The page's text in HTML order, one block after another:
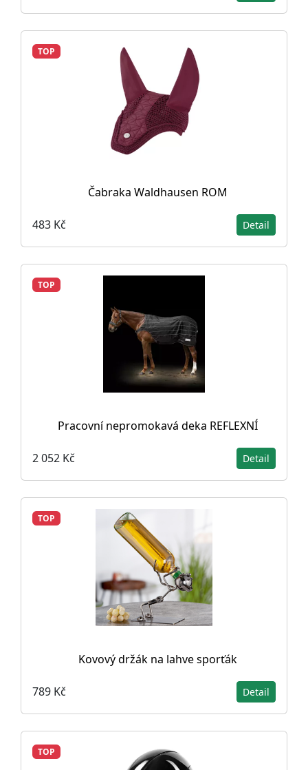
TOP
Čabraka Waldhausen ROM
483 Kč Detail
TOP
Pracovní nepromokavá deka REFLEXNÍ
2 052 Kč Detail
TOP
Kovový držák na lahve sporťák
789 Kč Detail
TOP